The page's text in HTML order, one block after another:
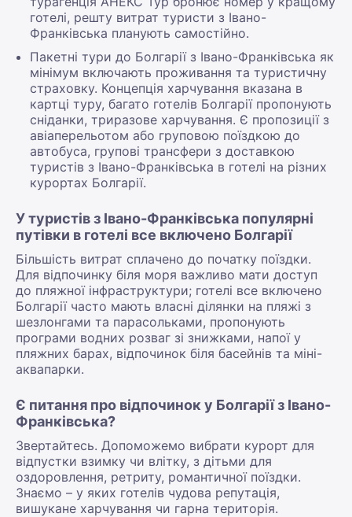
готелі, решту витрат туристи з Івано-
Франківська планують самостійно.
Пакетні тури до Болгарії з Івано-Франківська як
мінімум включають проживання та туристичну
страховку. Концепція харчування вказана в
картці туру, багато готелів Болгарії пропонують
сніданки, триразове харчування. Є пропозиції з
авіаперельотом або груповою поїздкою до
автобуса, групові трансфери з доставкою
туристів з Івано-Франківська в готелі на різних
курортах Болгарії.
У туристів з Івано-Франківська популярні
путівки в готелі все включено Болгарії
Більшість витрат сплачено до початку поїздки.
Для відпочинку біля моря важливо мати доступ
до пляжної інфраструктури; готелі все включено
Болгарії часто мають власні ділянки на пляжі з
шезлонгами та парасольками, пропонують
програми водних розваг зі знижками, напої у
пляжних барах, відпочинок біля басейнів та міні-
аквапарки.
Є питання про відпочинок у Болгарії з Івано-
Франківська?
Звертайтесь. Допоможемо вибрати курорт для
відпустки взимку чи влітку, з дітьми для
оздоровлення, ретриту, романтичної поїздки.
Знаємо – у яких готелів чудова репутація,
вишукане харчування чи гарна територія.